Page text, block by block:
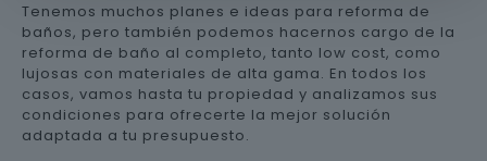
Tenemos muchos planes e ideas para reforma de
baños, pero también podemos hacernos cargo de la
reforma de baño al completo, tanto low cost, como
lujosas con materiales de alta gama. En todos los
casos, vamos hasta tu propiedad y analizamos sus
condiciones para ofrecerte la mejor solución
adaptada a tu presupuesto.